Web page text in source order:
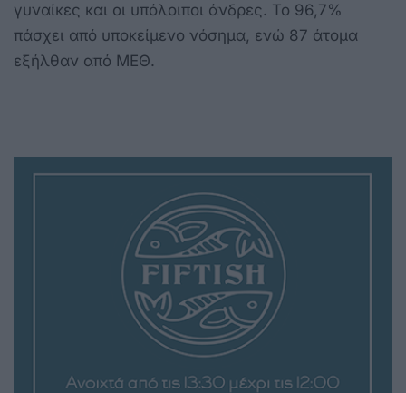
γυναίκες και οι υπόλοιποι άνδρες. Το 96,7%
πάσχει από υποκείμενο νόσημα, ενώ 87 άτομα
εξήλθαν από ΜΕΘ.